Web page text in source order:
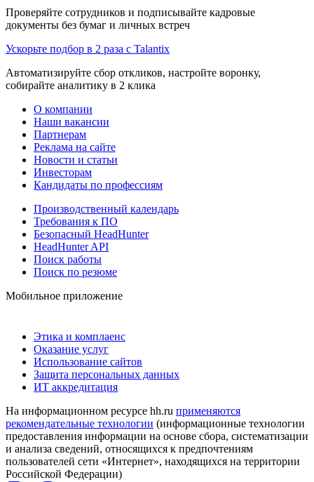
Проверяйте сотрудников и подписывайте кадровые
документы без бумаг и личных встреч
Ускорьте подбор в 2 раза с Talantix
Автоматизируйте сбор откликов, настройте воронку,
собирайте аналитику в 2 клика
О компании
Наши вакансии
Партнерам
Реклама на сайте
Новости и статьи
Инвесторам
Кандидаты по профессиям
Производственный календарь
Требования к ПО
Безопасный HeadHunter
HeadHunter API
Поиск работы
Поиск по резюме
Мобильное приложение
Этика и комплаенс
Оказание услуг
Использование сайтов
Защита персональных данных
ИТ аккредитация
На информационном ресурсе hh.ru применяются
рекомендательные технологии (информационные технологии
предоставления информации на основе сбора, систематизации
и анализа сведений, относящихся к предпочтениям
пользователей сети «Интернет», находящихся на территории
Российской Федерации)